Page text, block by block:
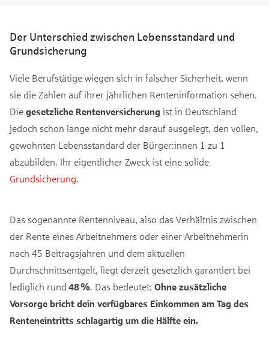
Der Unterschied zwischen Lebensstandard und
Grundsicherung
Viele Berufstätige wiegen sich in falscher Sicherheit, wenn
sie die Zahlen auf ihrer jährlichen Renteninformation sehen.
Die gesetzliche Rentenversicherung ist in Deutschland
jedoch schon lange nicht mehr darauf ausgelegt, den vollen,
gewohnten Lebensstandard der Bürger:innen 1 zu 1
abzubilden. Ihr eigentlicher Zweck ist eine solide
Grundsicherung
Das sogenannte Rentenniveau, also das Verhältnis zwischen
der Rente eines Arbeitnehmers oder einer Arbeitnehmerin
nach 45 Beitragsjahren und dem aktuellen
Durchschnittsentgelt, liegt derzeit gesetzlich garantiert bei
lediglich rund 48 % . Das bedeutet: Ohne zusätzliche
Vorsorge bricht dein verfügbares Einkommen am Tag des
Renteneintritts schlagartig um die Hälfte ein.